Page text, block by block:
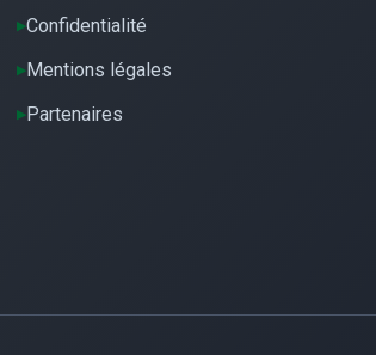
Confidentialité
Mentions légales
Partenaires